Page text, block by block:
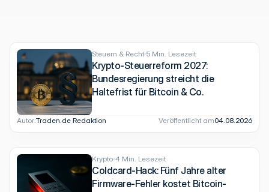
Steuern & Recht 5 Min. Lesezeit
Krypto-Steuerreform 2027:
Bundesregierung streicht die
Haltefrist für Bitcoin & Co.
Autor:Traden.de Redaktion Veröffentlicht am04.08.2026
Krypto 4 Min. Lesezeit
Coldcard-Hack: Fünf Jahre alter
Firmware-Fehler kostet Bitcoin-